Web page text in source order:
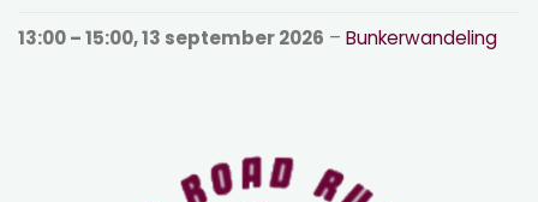
13:00– 15:00,13 september 2026 –Bunkerwandeling